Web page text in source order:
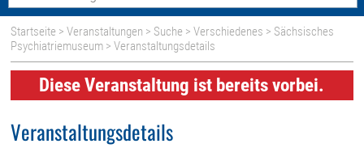
Startseite >Veranstaltungen > Suche >Verschiedenes > Sächsisches
Psychiatriemuseum > Veranstaltungsdetails
Diese Veranstaltung ist bereits vorbei.
Veranstaltungsdetails